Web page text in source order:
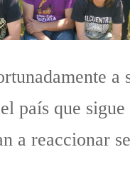
país que
a reaccionar